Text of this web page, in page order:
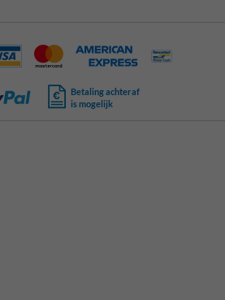
Betaling achteraf
is mogelijk